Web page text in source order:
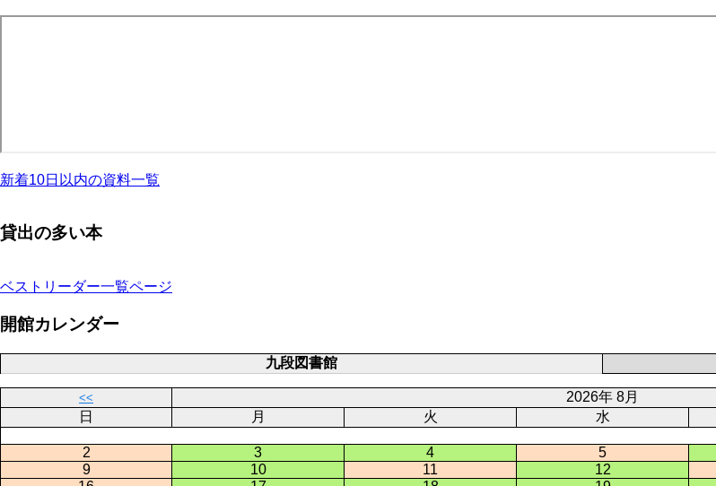
新着10日以内の資料一覧
貸出の多い本
ベストリーダー一覧ページ
開館カレンダー
九段図書館
<< 2026年 8月
日 月 火 水
2
3 4 5
9
10 11 12